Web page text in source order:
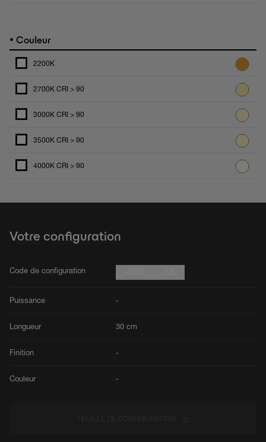
• Couleur
2200K
2700K CRI > 90
3000K CRI > 90
3500K CRI > 90
4000K CRI > 90
Votre configuration
Code de configuration
Puissance -
Longueur 30 cm
Finition -
Couleur -